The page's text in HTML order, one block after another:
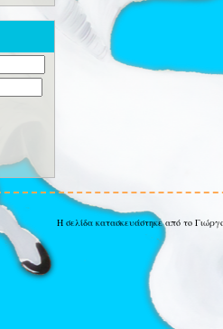
Η σελίδα κατασκευάστηκε από το